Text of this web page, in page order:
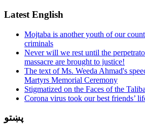
Latest English
Mojtaba is another youth of our
criminals
Never will we rest until the
massacre are brought to justice!
The text of Ms. Weeda Ahmad's
Martyrs Memorial Ceremony
Stigmatized on the Faces of the
Corona virus took our best friends’
پښتو